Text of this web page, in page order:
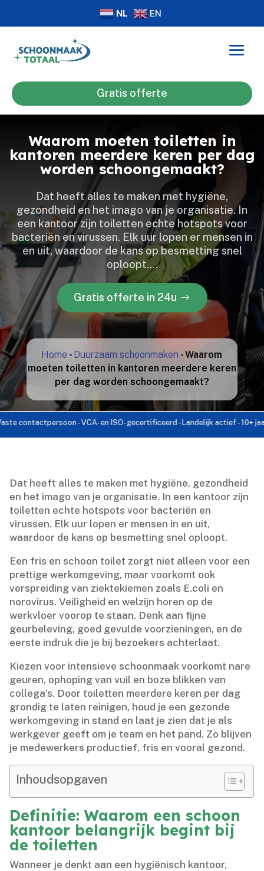
NL EN
Gratis offerte
Waarom moeten toiletten in
kantoren meerdere keren per dag
worden schoongemaakt?
Dat heeft alles te maken met hygiëne,
gezondheid en het imago van je organisatie.​ In
een kantoor zijn toiletten echte hotspots voor
bacteriën en virussen.​ Elk uur lopen er mensen in
en uit, waardoor de kans op besmetting snel
oploopt.​…
Gratis offerte in 24u
Home - Duurzaam schoonmaken -Waarom
moeten toiletten in kantoren meerdere keren
per dag worden schoongemaakt?
- VCA- en ISO-gecertificeerd - Landelijk actief - 10+ jaar
Dat heeft alles te maken met hygiëne, gezondheid
en het imago van je organisatie.​ In een kantoor zijn
toiletten echte hotspots voor bacteriën en
virussen.​ Elk uur lopen er mensen in en uit,
waardoor de kans op besmetting snel oploopt.​
Een fris en schoon toilet zorgt niet alleen voor een
prettige werkomgeving, maar voorkomt ook
verspreiding van ziektekiemen zoals E.​coli en
norovirus.​ Veiligheid en welzijn horen op de
werkvloer voorop te staan.​ Denk aan fijne
geurbeleving, goed gevulde voorzieningen, en de
eerste indruk die je bij bezoekers achterlaat.​
Kiezen voor intensieve schoonmaak voorkomt nare
geuren, ophoping van vuil en boze blikken van
collega’s.​ Door toiletten meerdere keren per dag
grondig te laten reinigen, houd je een gezonde
werkomgeving in stand en laat je zien dat je als
werkgever geeft om je team en het pand.​ Zo blijven
je medewerkers productief, fris en vooral gezond.​
Inhoudsopgaven
Definitie: Waarom een schoon
kantoor belangrijk begint bij
de toiletten
Wanneer je denkt aan een hygiënisch kantoor,